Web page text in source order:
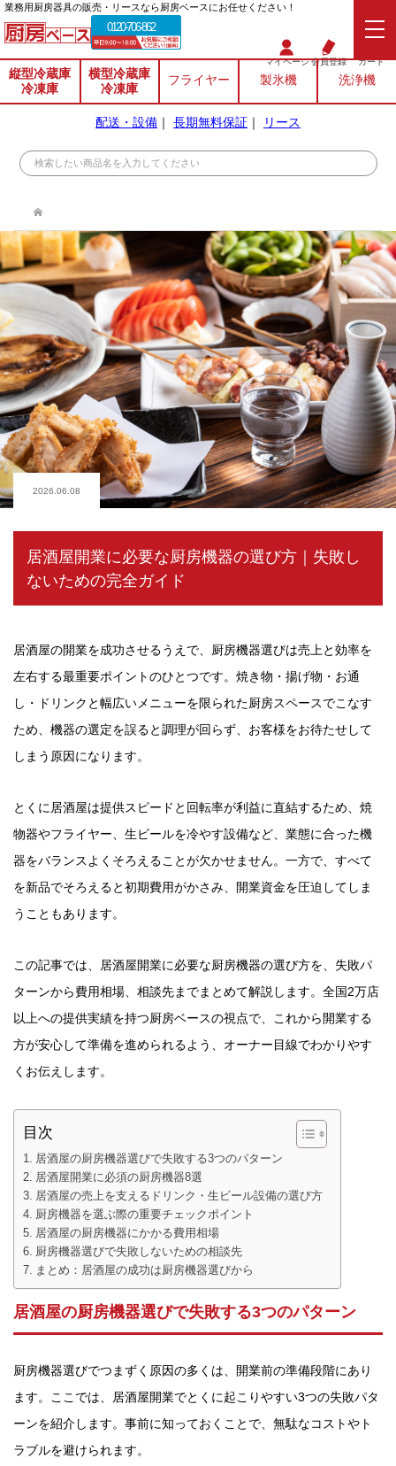
業務⽤厨房器具の販売・リースなら厨房ベースにお任せください！
0120-706-862
マイページ会員登録 カート
縦型冷蔵庫
冷凍庫
横型冷蔵庫
冷凍庫
フライヤー 製氷機 洗浄機
配送・設備 ｜ 長期無料保証 ｜ リース
2026.06.08
居酒屋開業に必要な厨房機器の選び方｜失敗し
ないための完全ガイド
居酒屋の開業を成功させるうえで、厨房機器選びは売上と効率を
左右する最重要ポイントのひとつです。焼き物・揚げ物・お通
し・ドリンクと幅広いメニューを限られた厨房スペースでこなす
ため、機器の選定を誤ると調理が回らず、お客様をお待たせして
しまう原因になります。
とくに居酒屋は提供スピードと回転率が利益に直結するため、焼
物器やフライヤー、生ビールを冷やす設備など、業態に合った機
器をバランスよくそろえることが欠かせません。一方で、すべて
を新品でそろえると初期費用がかさみ、開業資金を圧迫してしま
うこともあります。
この記事では、居酒屋開業に必要な厨房機器の選び方を、失敗パ
ターンから費用相場、相談先までまとめて解説します。全国2万店
以上への提供実績を持つ厨房ベースの視点で、これから開業する
方が安心して準備を進められるよう、オーナー目線でわかりやす
くお伝えします。
目次
居酒屋の厨房機器選びで失敗する3つのパターン
居酒屋開業に必須の厨房機器8選
居酒屋の売上を支えるドリンク・生ビール設備の選び方
厨房機器を選ぶ際の重要チェックポイント
居酒屋の厨房機器にかかる費用相場
厨房機器選びで失敗しないための相談先
まとめ：居酒屋の成功は厨房機器選びから
居酒屋の厨房機器選びで失敗する3つのパターン
厨房機器選びでつまずく原因の多くは、開業前の準備段階にあり
ます。ここでは、居酒屋開業でとくに起こりやすい3つの失敗パタ
ーンを紹介します。事前に知っておくことで、無駄なコストやト
ラブルを避けられます。